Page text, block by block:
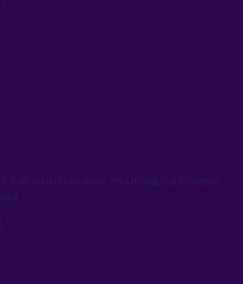
#74, esq. Fray Juan de Utrera, La Romana,